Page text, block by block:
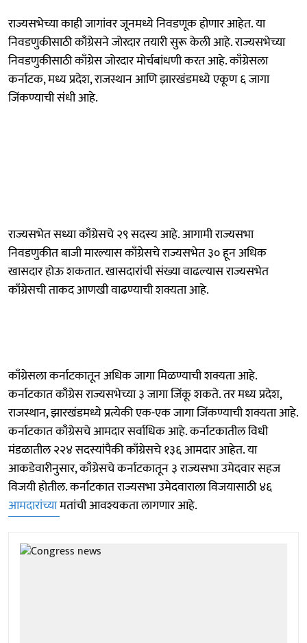
राज्यसभेच्या काही जागांवर जूनमध्ये निवडणूक होणार आहेत. या
निवडणुकीसाठी काँग्रेसने जोरदार तयारी सुरू केली आहे. राज्यसभेच्या
निवडणुकीसाठी काँग्रेस जोरदार मोर्चबांधणी करत आहे. काँग्रेसला
कर्नाटक, मध्य प्रदेश, राजस्थान आणि झारखंडमध्ये एकूण ६ जागा
जिंकण्याची संधी आहे.
राज्यसभेत सध्या काँग्रेसचे २९ सदस्य आहे. आगामी राज्यसभा
निवडणुकीत बाजी मारल्यास काँग्रेसचे राज्यसभेत ३० हून अधिक
खासदार होऊ शकतात. खासदारांची संख्या वाढल्यास राज्यसभेत
काँग्रेसची ताकद आणखी वाढण्याची शक्यता आहे.
काँग्रेसला कर्नाटकातून अधिक जागा मिळण्याची शक्यता आहे.
कर्नाटकात काँग्रेस राज्यसभेच्या ३ जागा जिंकू शकते. तर मध्य प्रदेश,
राजस्थान, झारखंडमध्ये प्रत्येकी एक-एक जागा जिंकण्याची शक्यता आहे.
कर्नाटकात काँग्रेसचे आमदार सर्वाधिक आहे. कर्नाटकातील विधी
मंडळातील २२४ सदस्यांपैकी काँग्रेसचे १३६ आमदार आहेत. या
आकडेवारीनुसार, काँग्रेसचे कर्नाटकातून ३ राज्यसभा उमेदवार सहज
विजयी होतील. कर्नाटकात राज्यसभा उमेदवाराला विजयासाठी ४६
आमदारांच्यामतांची आवश्यकता लागणार आहे.